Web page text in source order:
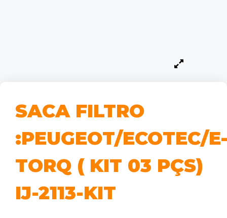
SACA FILTRO
:PEUGEOT/ECOTEC/
TORQ ( KIT 03 PÇS)
IJ-2113-KIT